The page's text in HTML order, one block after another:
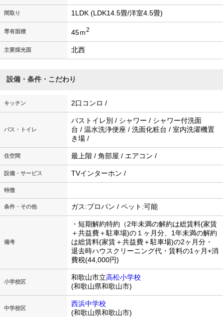
間取り 1LDK (LDK14.5畳/洋室4.5畳)
専有面積 45ｍ2
主要採光面 北西
設備・条件・こだわり
キッチン 2口コンロ /
バス・トイレ
バストイレ別 / シャワー / シャワー付洗面
台 / 温水洗浄便座 / 洗面化粧台 / 室内洗濯機置
き場 /
住空間 最上階 / 角部屋 / エアコン /
設備・サービス TVインターホン /
特徴
条件・その他 ガス:プロパン / ペット:可能
備考
・短期解約特約（2年未満の解約は総賃料(家賃
＋共益費＋駐車場)の１ヶ月分、1年未満の解約
は総賃料(家賃＋共益費＋駐車場)の2ヶ月分・
退去時ハウスクリーニング代・賃料の1ヶ月+消
費税(44,000円)
小学校区
和歌山市立高松小学校
(和歌山県和歌山市)
中学校区
西浜中学校
(和歌山県和歌山市)